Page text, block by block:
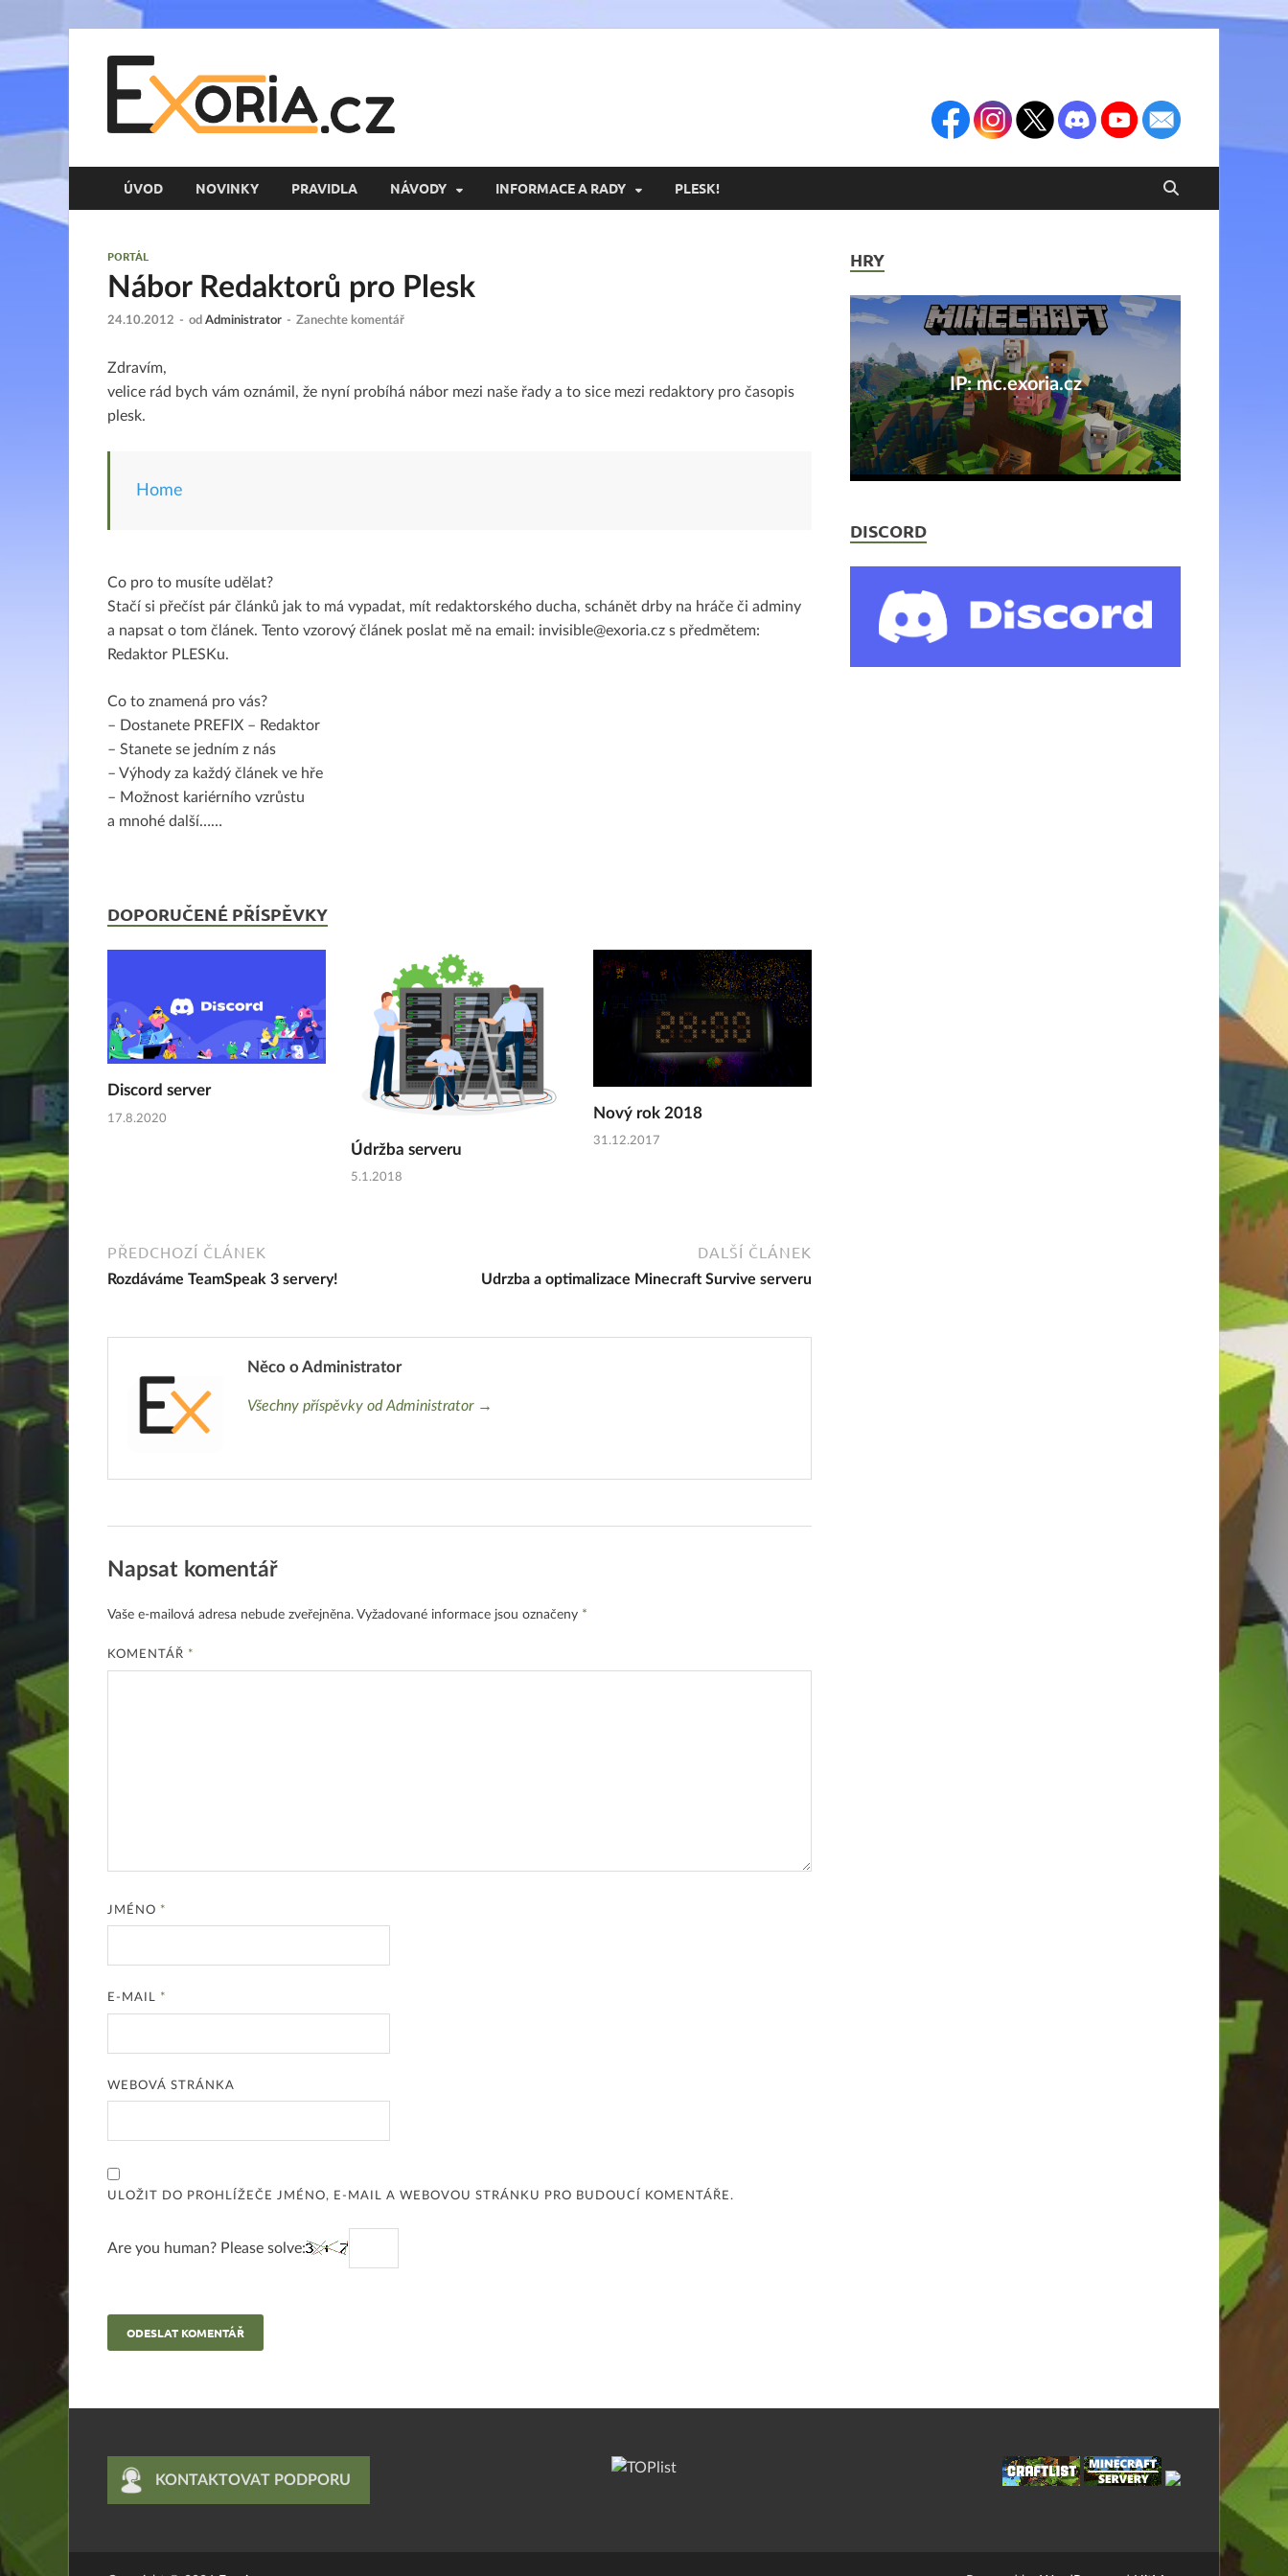
ÚVOD NOVINKY PRAVIDLA NÁVODY INFORMACE A RADY PLESK!
PORTÁL
Nábor Redaktorů pro Plesk
24.10.2012 - od Administrator - Zanechte komentář
Zdravím,
velice rád bych vám oznámil, že nyní probíhá nábor mezi naše řady a to sice mezi redaktory pro časopis
plesk.
Home
Co pro to musíte udělat?
Stačí si přečíst pár článků jak to má vypadat, mít redaktorského ducha, schánět drby na hráče či adminy
a napsat o tom článek. Tento vzorový článek poslat mě na email: invisible@exoria.cz s předmětem:
Redaktor PLESKu.
Co to znamená pro vás?
– Dostanete PREFIX – Redaktor
– Stanete se jedním z nás
– Výhody za každý článek ve hře
– Možnost kariérního vzrůstu
a mnohé další……
DOPORUČENÉ PŘÍSPĚVKY
Discord server
17.8.2020
Údržba serveru
5.1.2018
Nový rok 2018
31.12.2017
PŘEDCHOZÍ ČLÁNEK
Rozdáváme TeamSpeak 3 servery!
DALŠÍ ČLÁNEK
Udrzba a optimalizace Minecraft Survive serveru
Něco o Administrator
Všechny příspěvky od Administrator →
Napsat komentář
Vaše e-mailová adresa nebude zveřejněna. Vyžadované informace jsou označeny *
KOMENTÁŘ *
JMÉNO *
E-MAIL *
WEBOVÁ STRÁNKA
ULOŽIT DO PROHLÍŽEČE JMÉNO, E-MAIL A WEBOVOU STRÁNKU PRO BUDOUCÍ KOMENTÁŘE.
Are you human? Please solve:
HRY
IP: mc.exoria.cz
DISCORD
KONTAKTOVAT PODPORU